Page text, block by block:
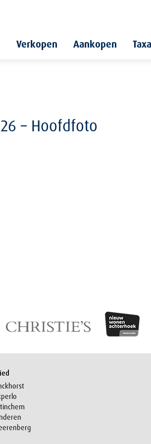
Verkopen Aankopen
– Hoofdfoto